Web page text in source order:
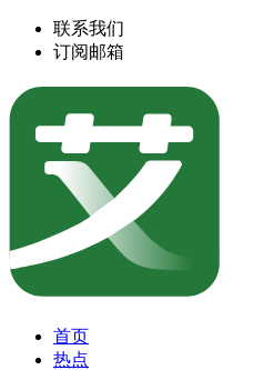
联系我们
订阅邮箱
首页
热点